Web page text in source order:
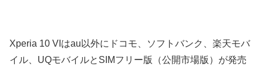
Xperia 10 VIはau以外にドコモ、ソフトバンク、楽天モバ
イル、UQモバイルとSIMフリー版（公開市場版）が発売